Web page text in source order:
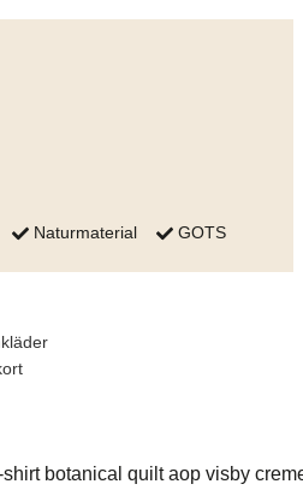
Naturmaterial
GOTS